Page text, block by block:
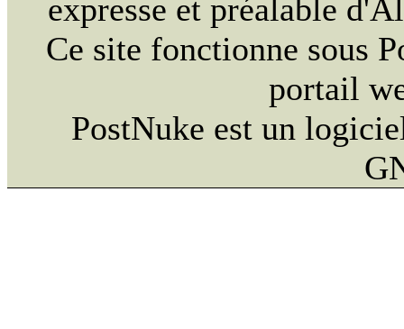
expresse et préalable
Ce site fonctionne sous
portail
PostNuke est un